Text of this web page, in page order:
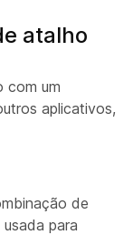
atalho
com um
aplicativos,
de
para